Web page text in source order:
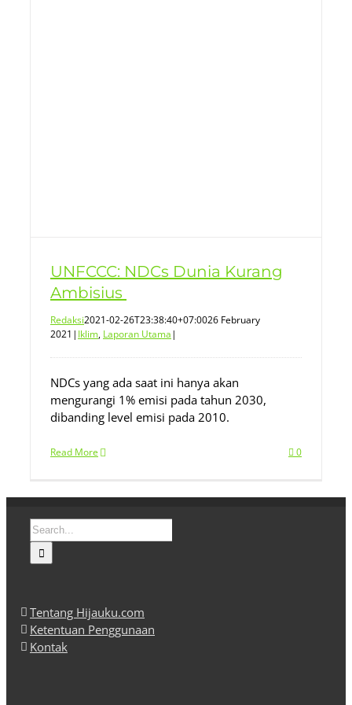
UNFCCC: NDCs Dunia Kurang
Ambisius
Redaksi2021-02-26T23:38:40+07:0026 February
2021 | Iklim, Laporan Utama|
NDCs yang ada saat ini hanya akan
mengurangi 1% emisi pada tahun 2030,
dibanding level emisi pada 2010.
Read More 0
Search
for:
Tentang Hijauku.com
Ketentuan Penggunaan
Kontak